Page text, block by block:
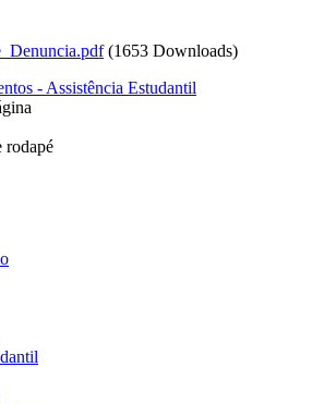
(1653 Downloads)
- Assistência Estudantil
rodapé